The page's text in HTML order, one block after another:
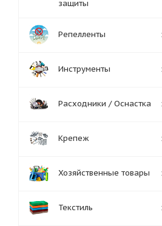
защиты
Репелленты
Инструменты
Расходники / Оснастка
Крепеж
Хозяйственные товары
Текстиль